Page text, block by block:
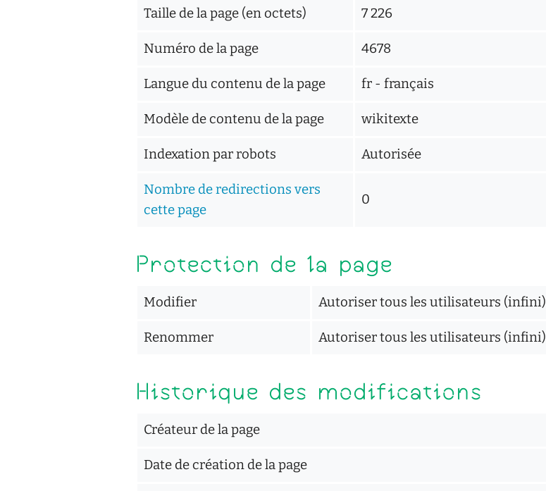
Taille de la page (en octets) 7 226
Numéro de la page 4678
Langue du contenu de la page fr - français
Modèle de contenu de la page wikitexte
Indexation par robots Autorisée
Nombre de redirections vers
cette page
0
Protection de la page
Modifier Autoriser tous les utilisateurs (infini)
Renommer Autoriser tous les utilisateurs (infini)
Historique des modifications
Créateur de la page
Date de création de la page